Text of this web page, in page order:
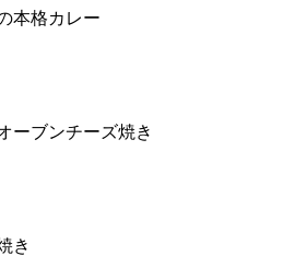
本格カレー
ーブンチーズ焼き
き